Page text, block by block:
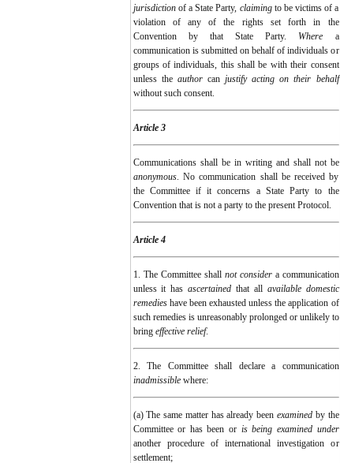
jurisdictionof a State Party, claimingto be victims of a
violation of any of the rights set forth in the
Convention by that State Party. Where a
communication is submitted on behalf of individuals or
groups of individuals, this shall be with their consent
unless the authorcan justify acting on their behalf
without such consent.
Article 3
Communications shall be in writing and shall not be
anonymous. No communication shall be received by
the Committee if it concerns a State Party to the
Convention that is not a party to the present Protocol.
Article 4
1. The Committee shall not considera communication
unless it hasascertained that all available domestic
remedieshave been exhausted unless the application of
such remedies is unreasonably prolonged or unlikely to
bring effective relief.
2. The Committee shall declare a communication
inadmissiblewhere:
(a) The same matter has already been examinedby the
Committee or has been or is being examined under
another procedure of international investigation or
settlement;